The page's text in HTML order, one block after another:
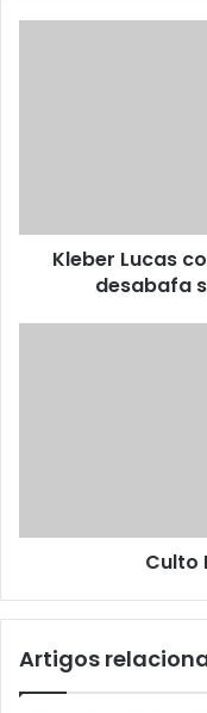
Kleber Lucas
desabafa
Culto
Artigos